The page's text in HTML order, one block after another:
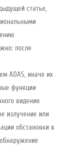
статье,
после
ADAS, иначе их
функции
видения
излучение или
обстановки в